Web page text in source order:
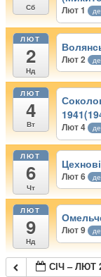
Сб Лют 1
ЛЮТ
2
Нд
Лют 2
ЛЮТ
4
Вт Лют 4
ЛЮТ
6
Чт
Лют 6
ЛЮТ
9
Нд
Лют 9
СІЧ – ЛЮТ